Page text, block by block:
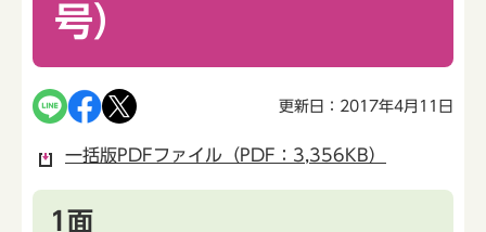
号）
更新日：2017年4月11日
一括版PDFファイル（PDF：3,356KB）
1面